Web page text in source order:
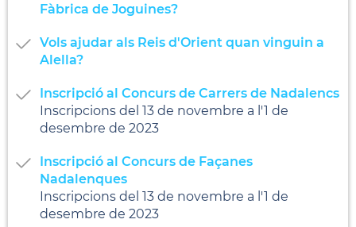
Fàbrica de Joguines?
Vols ajudar als Reis d'Orient quan vinguin a
Alella?
Inscripció al Concurs de Carrers de Nadalencs
Inscripcions del 13 de novembre a l'1 de
desembre de 2023
Inscripció al Concurs de Façanes
Nadalenques
Inscripcions del 13 de novembre a l'1 de
desembre de 2023